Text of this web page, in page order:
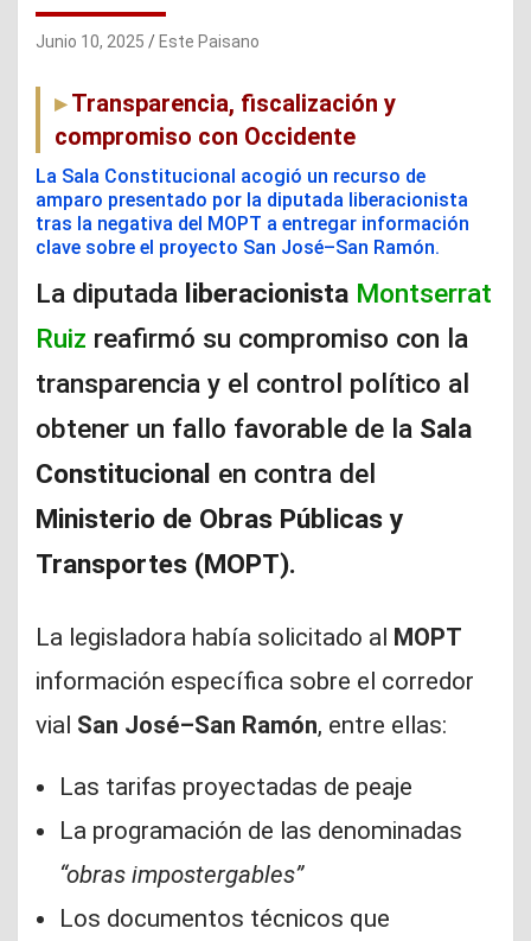
Junio 10, 2025 Este Paisano
Transparencia, fiscalización y
compromiso con Occidente
La Sala Constitucional acogió un recurso de
amparo presentado por la diputada liberacionista
tras la negativa del MOPT a entregar información
clave sobre el proyecto San José–San Ramón.
La diputada liberacionista Montserrat
Ruiz reafirmó su compromiso con la
transparencia y el control político al
obtener un fallo favorable de la Sala
Constitucional en contra del
Ministerio de Obras Públicas y
Transportes (MOPT).
La legisladora había solicitado al MOPT
información específica sobre el corredor
vial San José–San Ramón, entre ellas:
Las tarifas proyectadas de peaje
La programación de las denominadas
“obras impostergables”
Los documentos técnicos que